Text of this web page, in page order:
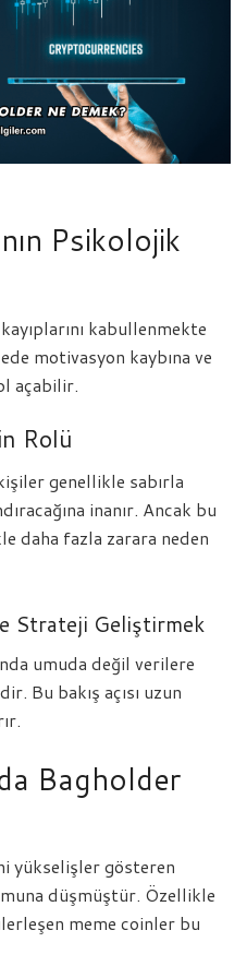
Psikolojik
kabullenmekte
motivasyon kaybına ve
açabilir.
Rolü
genellikle sabırla
inanır. Ancak bu
daha fazla zarara neden
Strateji Geliştirmek
umuda değil verilere
Bu bakış açısı uzun
Bagholder
yükselişler gösteren
düşmüştür. Özellikle
meme coinler bu